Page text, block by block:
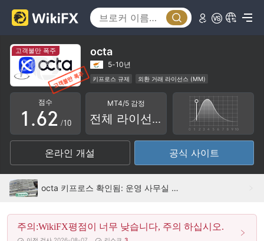
고객불만 폭주 octa
5-10년
키프로스 규제
외환 거래 라이선스 (MM)
마스터 레이블 MT4
지역성 브로커
잠재적 위험성이 높음
점수
0
1
2
3
4
5
.
2
3
4
5
6
7
8
9
0
1
2
3
4
5
6
/10
MT4/5 감정
전체 라이선스
온라인 개설 공식 사이트
octa 키프로스 확인됨: 운영 사무실 확인됨
주의:WikiFX평점이 너무 낮습니다, 주의 하십시오.